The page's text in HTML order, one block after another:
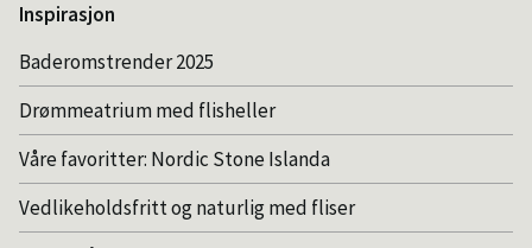
det
med
en
moderne
twist
ved
å
kombinere
forskjellige
Inspirasjon
Baderomstrender 2025
Drømmeatrium med flisheller
Våre favoritter: Nordic Stone Islanda
Vedlikeholdsfritt og naturlig med fliser